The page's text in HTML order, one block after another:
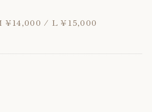
¥14,000 / L ¥15,000